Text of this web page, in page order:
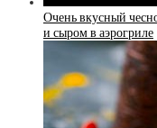
Очень вкусный
и сыром в аэрогриле